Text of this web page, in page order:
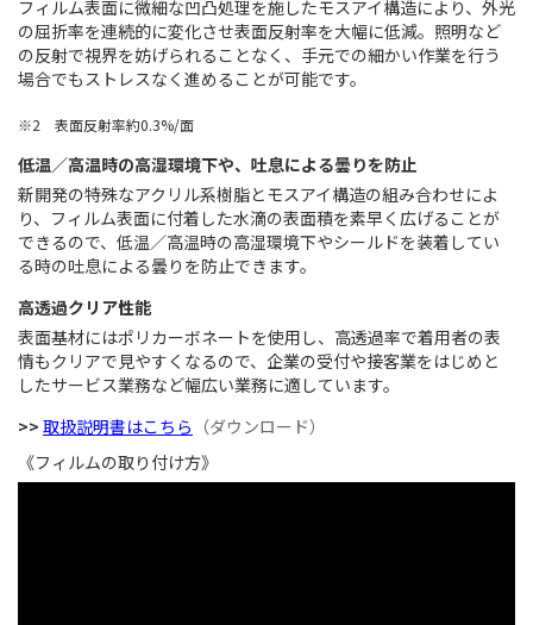
フィルム表面に微細な凹凸処理を施したモスアイ構造により、外光
の屈折率を連続的に変化させ表面反射率を大幅に低減。照明など
の反射で視界を妨げられることなく、手元での細かい作業を行う
場合でもストレスなく進めることが可能です。
※2 表面反射率約0.3%/面
低温／高温時の高湿環境下や、吐息による曇りを防止
新開発の特殊なアクリル系樹脂とモスアイ構造の組み合わせによ
り、フィルム表面に付着した水滴の表面積を素早く広げることが
できるので、低温／高温時の高湿環境下やシールドを装着してい
る時の吐息による曇りを防止できます。
高透過クリア性能
表面基材にはポリカーボネートを使用し、高透過率で着用者の表
情もクリアで見やすくなるので、企業の受付や接客業をはじめと
したサービス業務など幅広い業務に適しています。
>> 取扱説明書はこちら （ダウンロード）
《フィルムの取り付け方》